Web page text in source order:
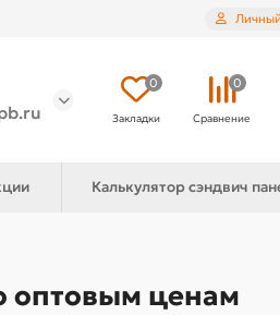
0
Закладки
0
Сравнение
Калькулятор сэндвич
оптовым ценам